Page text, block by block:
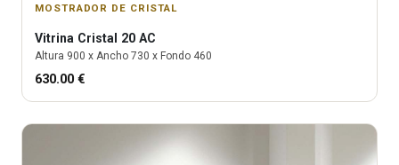
MOSTRADOR DE CRISTAL
Vitrina Cristal 20 AC
Altura 900 x Ancho 730 x Fondo 460
630.00 €